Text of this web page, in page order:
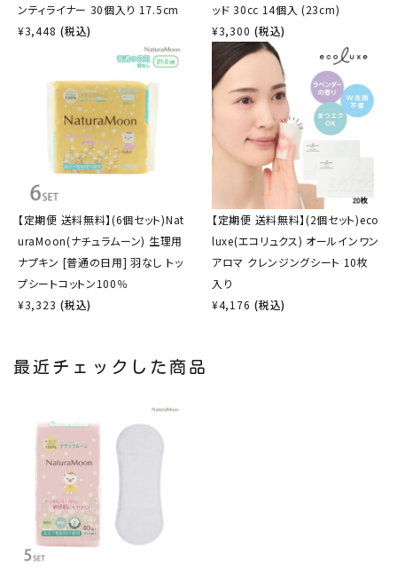
ンティライナー 30個入り 17.5cm
¥3,448 (税込)
ッド 30cc 14個入 (23cm)
¥3,300 (税込)
【定期便 送料無料】(6個セット)Nat
uraMoon(ナチュラムーン) 生理用
ナプキン [普通の日用] 羽なし トッ
プシートコットン100％
¥3,323 (税込)
【定期便 送料無料】(2個セット)eco
luxe(エコリュクス) オールインワン
アロマ クレンジングシート 10枚
入り
¥4,176 (税込)
最近チェックした商品